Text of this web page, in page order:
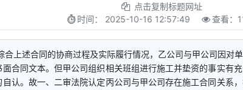
点击复制标题网址
时间： 2025-10-16 12:57:49 查看：
合上述合同的协商过程及实际履行情况，乙公司与甲公司因对
合同文本。但甲公司组织相关班组进行施工并垫资的事实有
认。故一、二审法院认定丙公司与甲公司存在施工合同关系